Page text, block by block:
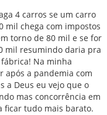
4 carros se um carro
mil chega com impostos
torno de 80 mil e se for
mil resumindo daria pra
Na minha
após a pandemia com
a Deus eu vejo que o
mas concorrência em
ficar tudo mais barato.